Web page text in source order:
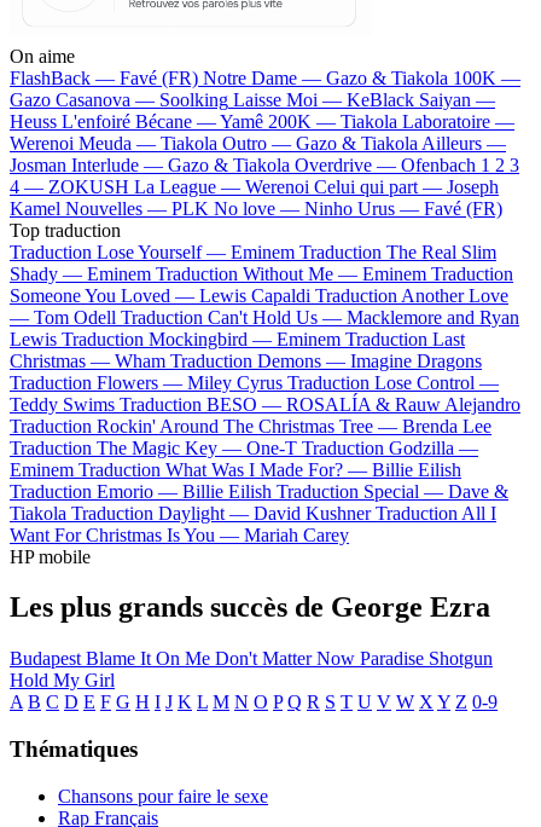
On aime
FlashBack — Favé (FR) Notre Dame — Gazo & Tiakola 100K —
Gazo Casanova — Soolking Laisse Moi — KeBlack Saiyan —
Heuss L'enfoiré Bécane —Yamê 200K — Tiakola Laboratoire —
Werenoi Meuda — Tiakola Outro — Gazo & Tiakola Ailleurs —
Josman Interlude — Gazo & Tiakola Overdrive — Ofenbach 1 2 3
4 — ZOKUSH La League — Werenoi Celui qui part — Joseph
Kamel Nouvelles — PLK No love — Ninho Urus — Favé (FR)
Top traduction
Traduction Lose Yourself — Eminem Traduction The Real Slim
Shady — Eminem Traduction Without Me — Eminem Traduction
Someone You Loved — Lewis Capaldi Traduction Another Love
— Tom Odell Traduction Can't Hold Us — Macklemore and Ryan
Lewis Traduction Mockingbird — Eminem Traduction Last
Christmas — Wham Traduction Demons — Imagine Dragons
Traduction Flowers — Miley Cyrus Traduction Lose Control —
Teddy Swims Traduction BESO — ROSALÍA & Rauw Alejandro
Traduction Rockin' Around The Christmas Tree — Brenda Lee
Traduction The Magic Key — One-T Traduction Godzilla —
Eminem Traduction What Was I Made For? — Billie Eilish
Traduction Emorio — Billie Eilish Traduction Special — Dave &
Tiakola Traduction Daylight — David Kushner Traduction All I
Want For Christmas Is You — Mariah Carey
HP mobile
Les plus grands succès de George Ezra
Budapest Blame It On Me Don't Matter Now Paradise Shotgun
Hold My Girl
A B C D E F G H I J K L M N O P Q R S T U V W X Y Z 0-9
Thématiques
Chansons pour faire le sexe
Rap Français